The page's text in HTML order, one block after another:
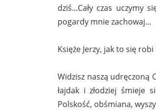
dziś...Cały czas uczymy
pogardy mnie zachowaj...
Księże Jerzy, jak to się robi
Widzisz naszą udręczoną
łajdak i złodziej śmieje
Polskość, obśmiana,